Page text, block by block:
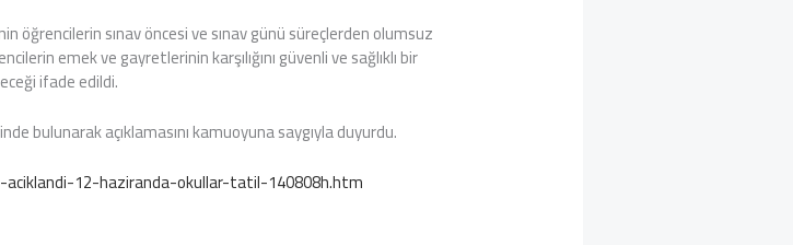
öğrencilerin sınav öncesi ve sınav günü süreçlerden olumsuz
emek ve gayretlerinin karşılığını güvenli ve sağlıklı bir
ifade edildi.
bulunarak açıklamasını kamuoyuna saygıyla duyurdu.
12-haziranda-okullar-tatil-140808h.htm